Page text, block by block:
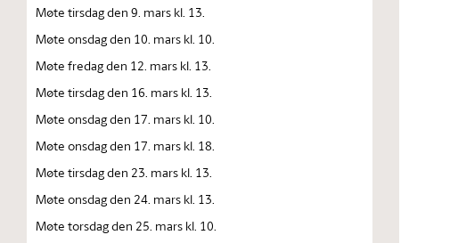
Møte tirsdag den 9. mars kl. 13.
Møte onsdag den 10. mars kl. 10.
Møte fredag den 12. mars kl. 13.
Møte tirsdag den 16. mars kl. 13.
Møte onsdag den 17. mars kl. 10.
Møte onsdag den 17. mars kl. 18.
Møte tirsdag den 23. mars kl. 13.
Møte onsdag den 24. mars kl. 13.
Møte torsdag den 25. mars kl. 10.